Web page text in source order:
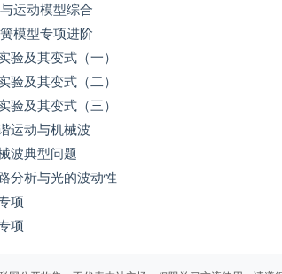
运动模型综合
模型专项进阶
验及其变式（一）
验及其变式（二）
验及其变式（三）
运动与机械波
波典型问题
分析与光的波动性
项
项